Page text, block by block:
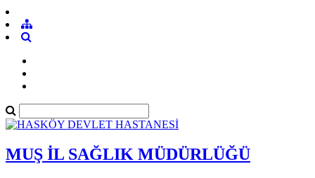
MUŞ İL SAĞLIK MÜDÜRLÜĞÜ